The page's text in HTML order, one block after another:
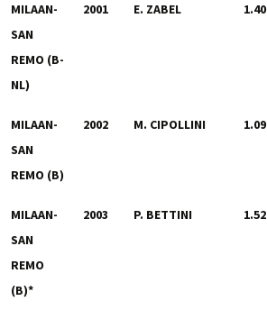
MILAAN-
SAN
REMO (B-
NL)
2001 E. ZABEL 1.40
MILAAN-
SAN
REMO (B)
2002 M. CIPOLLINI 1.09
MILAAN-
SAN
REMO
(B)*
2003 P. BETTINI 1.52